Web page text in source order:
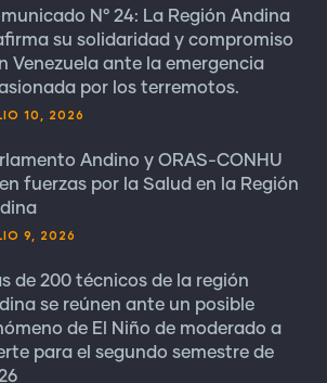
N° 24: La Región Andina
su solidaridad y compromiso
Venezuela ante la emergencia
por los terremotos.
10, 2026
Andino y ORAS-CONHU
fuerzas por la Salud en la Región
9, 2026
de 200 técnicos de la región
se reúnen ante un posible
de El Niño de moderado a
para el segundo semestre de